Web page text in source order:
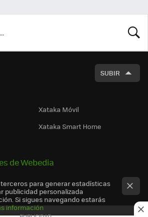
SUBIR
Xataka Móvil
Xataka Smart Home
de Webedia
para generar estadísticas
publicidad personalizada
Si sigues navegando estarás
información